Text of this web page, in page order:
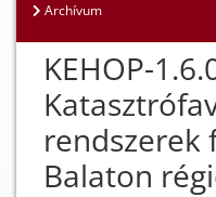
Archívum
KEHOP-
rendszerek
Balaton